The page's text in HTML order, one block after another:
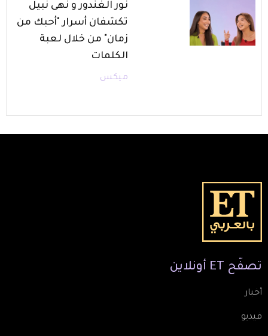
نور الغندور و نهى نبيل
تكشفان أسرار "أحبك من
زمان" من خلال لعبة
الكلمات
ميكس
تصفّح ET أونلاين
أخبار
فيديو